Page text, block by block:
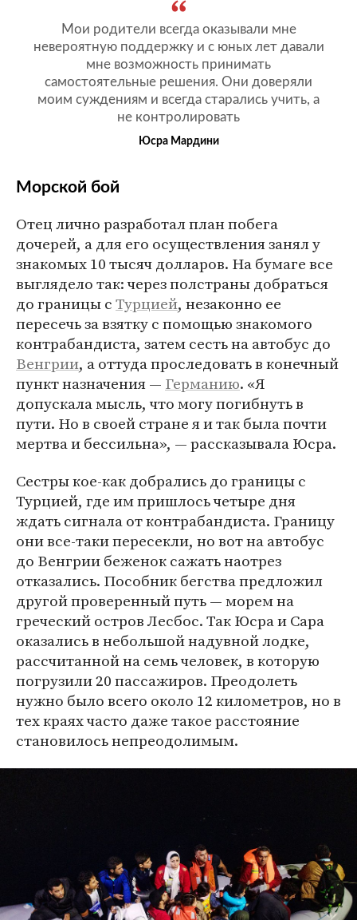
Мои родители всегда оказывали мне
невероятную поддержку и с юных лет давали
мне возможность принимать
самостоятельные решения. Они доверяли
моим суждениям и всегда старались учить, а
не контролировать
Юсра Мардини
Морской бой
Отец лично разработал план побега
дочерей, а для его осуществления занял у
знакомых 10 тысяч долларов. На бумаге все
выглядело так: через полстраны добраться
до границы сТурцией, незаконно ее
пересечь за взятку с помощью знакомого
контрабандиста, затем сесть на автобус до
Венгрии, а оттуда проследовать в конечный
пункт назначения — Германию. «Я
допускала мысль, что могу погибнуть в
пути. Но в своей стране я и так была почти
мертва и бессильна», — рассказывала Юсра.
Сестры кое-как добрались до границы с
Турцией, где им пришлось четыре дня
ждать сигнала от контрабандиста. Границу
они все-таки пересекли, но вот на автобус
до Венгрии беженок сажать наотрез
отказались. Пособник бегства предложил
другой проверенный путь — морем на
греческий остров Лесбос. Так Юсра и Сара
оказались в небольшой надувной лодке,
рассчитанной на семь человек, в которую
погрузили 20 пассажиров. Преодолеть
нужно было всего около 12 километров, но в
тех краях часто даже такое расстояние
становилось непреодолимым.